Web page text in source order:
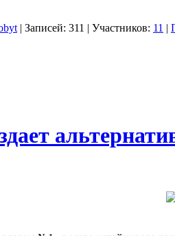
| Записей: 311 | Участников: 11 |